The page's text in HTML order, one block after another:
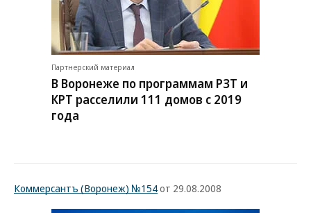
Партнерский материал
В Воронеже по программам РЗТ и
КРТ расселили 111 домов с 2019
года
Коммерсантъ (Воронеж) №154от 29.08.2008